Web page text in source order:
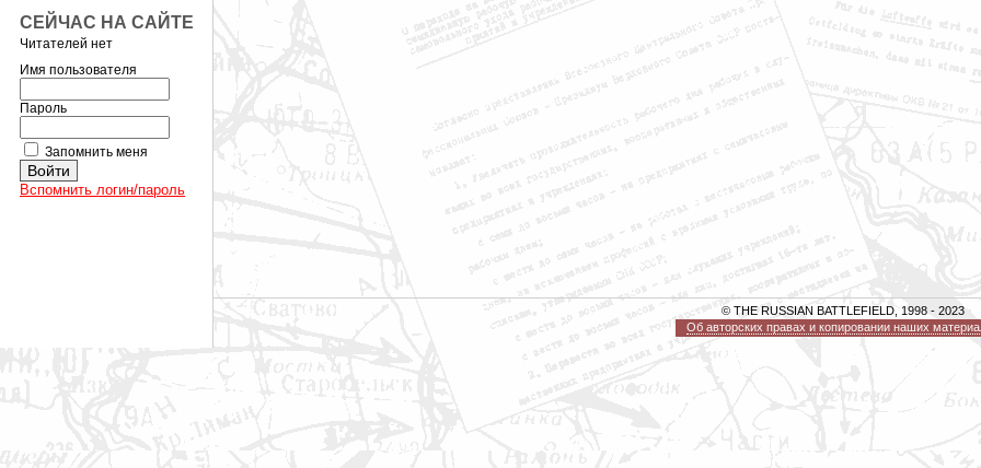
СЕЙЧАС НА САЙТЕ
Читателей нет
Имя пользователя
Пароль
Запомнить меня
Вспомнить логин/пароль
© THE RUSSIAN BATTLEFIELD, 1998 - 2023
Об авторских правах и копировании наших